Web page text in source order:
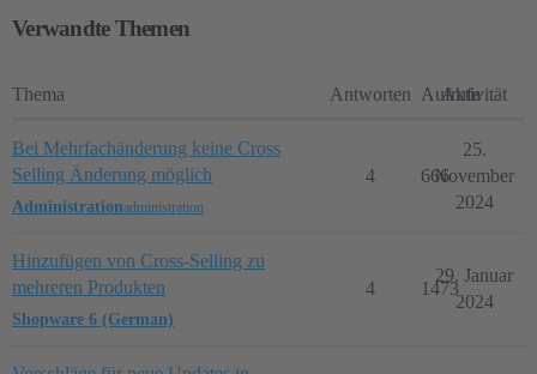
Verwandte Themen
Thema Antworten Aufrufe
Aktivität
Bei Mehrfachänderung keine Cross
Selling Änderung möglich
Administrationadministration
4 666
25.
November
2024
Hinzufügen von Cross-Selling zu
mehreren Produkten
Shopware 6 (German)
4 1473
29. Januar
2024